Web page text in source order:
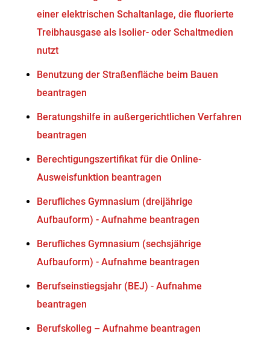
einer elektrischen Schaltanlage, die fluorierte
Treibhausgase als Isolier- oder Schaltmedien
nutzt
Benutzung der Straßenfläche beim Bauen
beantragen
Beratungshilfe in außergerichtlichen Verfahren
beantragen
Berechtigungszertifikat für die Online-
Ausweisfunktion beantragen
Berufliches Gymnasium (dreijährige
Aufbauform) - Aufnahme beantragen
Berufliches Gymnasium (sechsjährige
Aufbauform) - Aufnahme beantragen
Berufseinstiegsjahr (BEJ) - Aufnahme
beantragen
Berufskolleg – Aufnahme beantragen